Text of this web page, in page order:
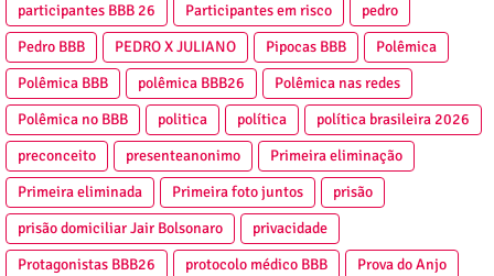
participantes BBB 26
Participantes em risco
pedro
Pedro BBB
PEDRO X JULIANO Pipocas BBB
Polêmica
Polêmica BBB
polêmica BBB26
Polêmica nas redes
Polêmica no BBB
politica política
política brasileira 2026
preconceito
presenteanonimo
Primeira eliminação
Primeira eliminada
Primeira foto juntos
prisão
prisão domiciliar Jair Bolsonaro
privacidade
Protagonistas BBB26
protocolo médico BBB
Prova do Anjo